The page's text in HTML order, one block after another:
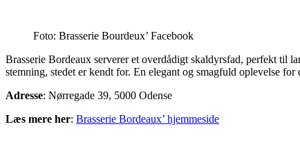
Foto: Brasserie Bourdeux’ Facebook
Brasserie Bordeaux serverer et overdådigt skaldyrsfad, perfekt til
stemning, stedet er kendt for. En elegant og smagfuld oplevelse
Adresse: Nørregade 39, 5000 Odense
Læs mere her: Brasserie Bordeaux’ hjemmeside